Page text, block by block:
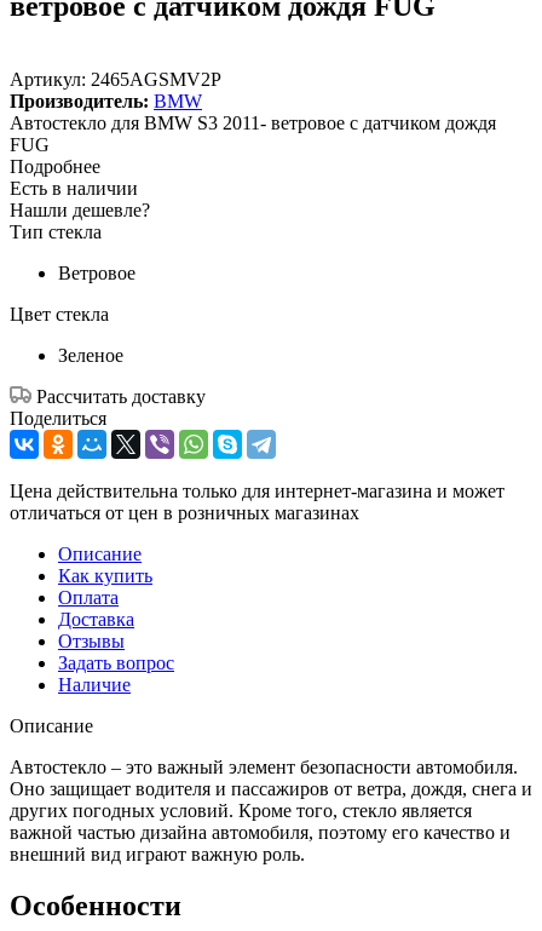
Артикул: 2465AGSMV2P
Производитель: BMW
Автостекло для BMW S3 2011- ветровое с датчиком дождя
FUG
Подробнее
Есть в наличии
Нашли дешевле?
Тип стекла
Ветровое
Цвет стекла
Зеленое
Рассчитать доставку
Поделиться
Цена действительна только для интернет-магазина и может
отличаться от цен в розничных магазинах
Описание
Как купить
Оплата
Доставка
Отзывы
Задать вопрос
Наличие
Описание
Автостекло – это важный элемент безопасности автомобиля.
Оно защищает водителя и пассажиров от ветра, дождя, снега и
других погодных условий. Кроме того, стекло является
важной частью дизайна автомобиля, поэтому его качество и
внешний вид играют важную роль.
Особенности